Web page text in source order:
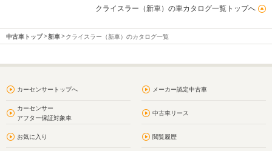
クライスラー（新車）の車カタログ一覧トップへ
中古車トップ 新車 クライスラー（新車）のカタログ一覧
カーセンサートップへ メーカー認定中古車
カーセンサー
アフター保証対象車
中古車リース
お気に入り 閲覧履歴